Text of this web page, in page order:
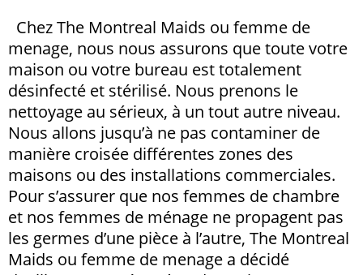
ChezThe Montreal Maids ou femme de
menage, nous nous assurons que toute votre
maison ou votre bureau est totalement
désinfecté et stérilisé. Nous prenons le
nettoyage au sérieux, à un tout autre niveau.
Nous allons jusqu’à ne pas contaminer de
manière croisée différentes zones des
maisons ou des installations commerciales.
Pour s’assurer que nos femmes de chambre
et nos femmes de ménage ne propagent pas
les germes d’une pièce à l’autre, The Montreal
Maids ou femme de menage a décidé